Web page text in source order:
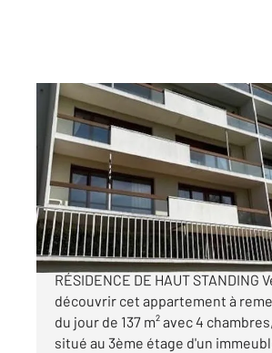
ST QUENTIN 02
137 m2, 7 pièces
Ref : 13342
Appartement T6 à vendre
85 000 €
À VENDRE QUARTIER
RÉSIDENCE DE HAUT STANDING
découvrir cet appartement à
du jour de 137 m² avec 4
situé au 3ème étage d'un